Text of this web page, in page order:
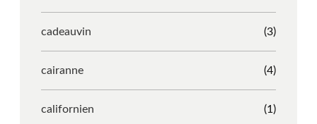
cadeauvin (3)
cairanne (4)
californien (1)